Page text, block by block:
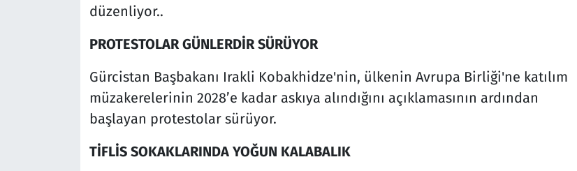
düzenliyor..
PROTESTOLAR GÜNLERDİR SÜRÜYOR
Gürcistan Başbakanı Irakli Kobakhidze'nin, ülkenin Avrupa Birliği'ne katılım
müzakerelerinin 2028’e kadar askıya alındığını açıklamasının ardından
başlayan protestolar sürüyor.
TİFLİS SOKAKLARINDA YOĞUN KALABALIK